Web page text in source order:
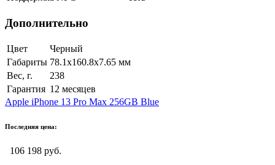
Дополнительно
Цвет
Черный
Габариты 78.1x160.8x7.65 мм
Вес, г.
238
Гарантия 12 месяцев
Apple iPhone 13 Pro Max 256GB Blue
Последняя цена:
106 198 руб.